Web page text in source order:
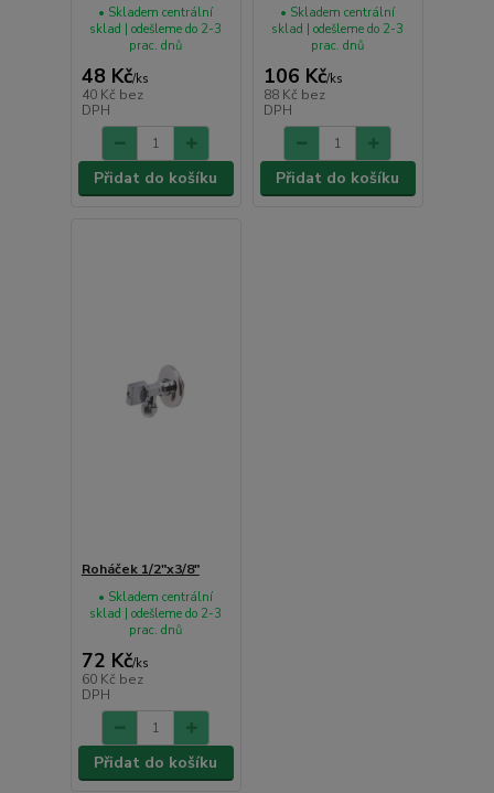
48 Kč/ks
40 Kč bez
DPH
• Skladem centrální
sklad | odešleme do 2-3
prac. dnů
Přidat do košíku
106 Kč/ks
88 Kč bez
DPH
• Skladem centrální
sklad | odešleme do 2-3
prac. dnů
Přidat do košíku
Roháček 1/2"x3/8"
72 Kč/ks
60 Kč bez
DPH
• Skladem centrální
sklad | odešleme do 2-3
prac. dnů
Přidat do košíku